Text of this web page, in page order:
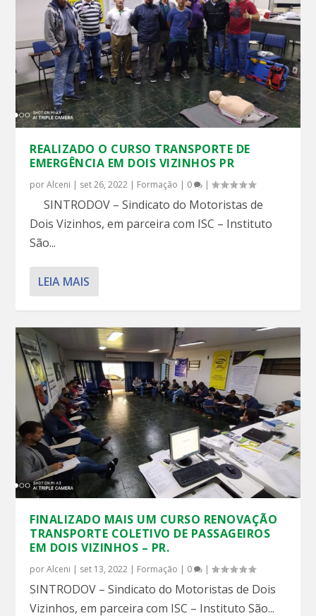
REALIZADO O CURSO TRANSPORTE DE
EMERGÊNCIA EM DOIS VIZINHOS PR
porAlceni | set 26, 2022 | Formação | 0 |
SINTRODOV – Sindicato do Motoristas de
Dois Vizinhos, em parceira com ISC – Instituto
São...
LEIA MAIS
FINALIZADO MAIS UM CURSO RENOVAÇÃO
TRANSPORTE COLETIVO DE PASSAGEIROS
EM DOIS VIZINHOS – PR.
porAlceni | set 13, 2022 | Formação | 0 |
SINTRODOV – Sindicato do Motoristas de Dois
Vizinhos, em parceira com ISC – Instituto São...